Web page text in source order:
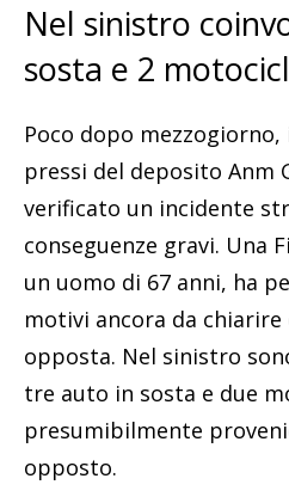
Nel sinistro
sosta e 2
Poco dopo mezzogiorno,
pressi del deposito Anm
verificato un incidente
conseguenze gravi. Una
un uomo di 67 anni, ha
motivi ancora da chiarire
opposta. Nel sinistro
tre auto in sosta e due
presumibilmente
opposto.